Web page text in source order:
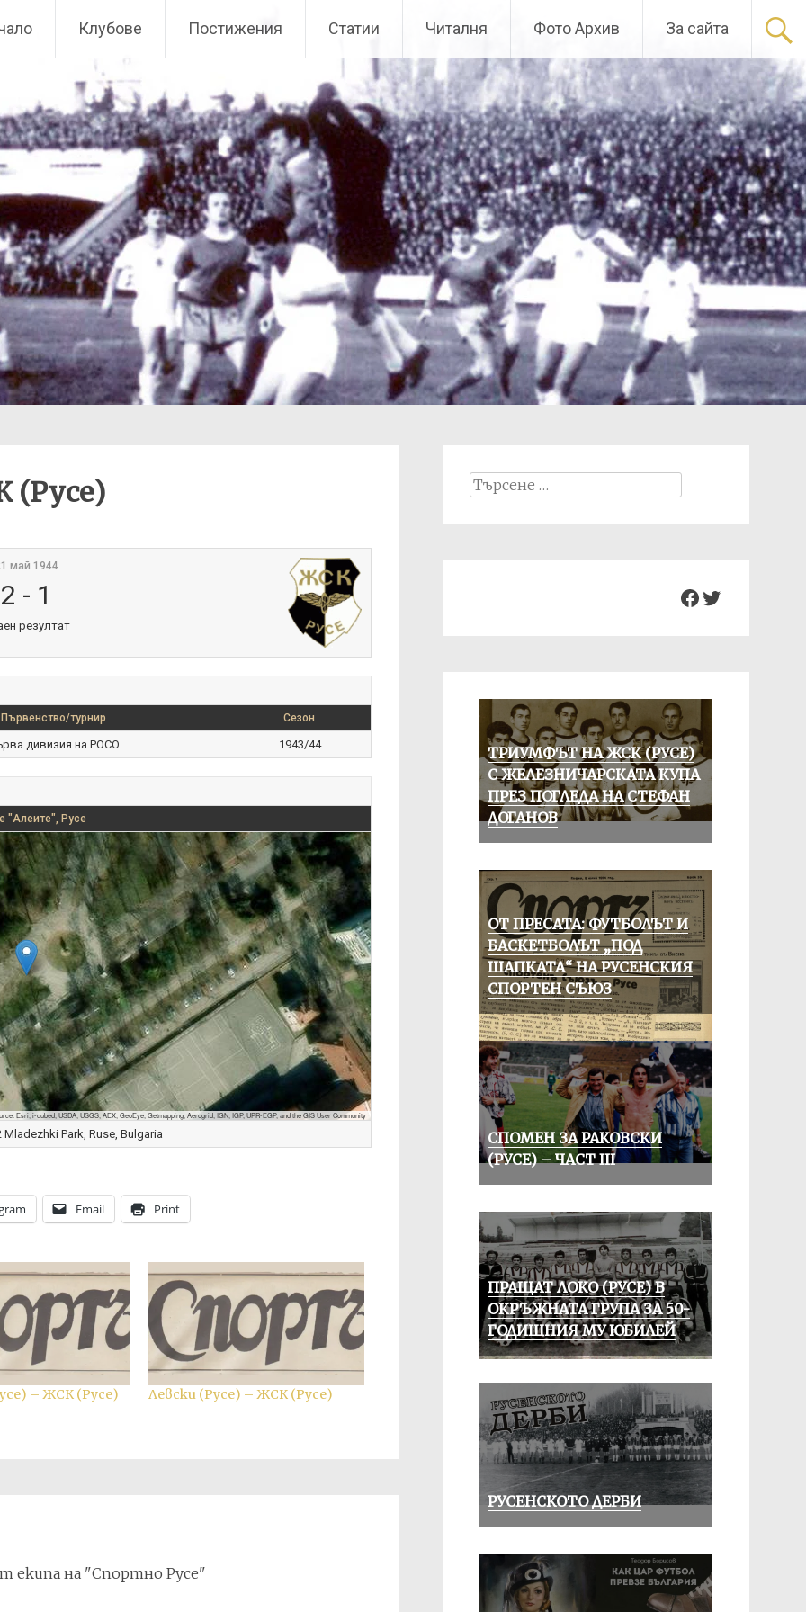
Клубове Постижения Статии Читалня Фото Архив За сайта
(Русе)
май 1944
2 - 1
резултат
Първенство/турнир Сезон
дивизия на РОСО 1943/44
"Алеите", Русе
Esri, i-cubed, USDA, USGS, AEX, GeoEye, Getmapping, Aerogrid, IGN, IGP, UPR-EGP, and the GIS User Community
Park, Ruse, Bulgaria
Email Print
– ЖСК (Русе) Левски (Русе) – ЖСК (Русе)
екипа на "Спортно Русе"
Search
Facebook
Twitter
ТРИУМФЪТ НА ЖСК (РУСЕ)
С ЖЕЛЕЗНИЧАРСКАТА КУПА
ПРЕЗ ПОГЛЕДА НА СТЕФАН
ДОГАНОВ
ОТ ПРЕСАТА: ФУТБОЛЪТ И
БАСКЕТБОЛЪТ „ПОД
ШАПКАТА“ НА РУСЕНСКИЯ
СПОРТЕН СЪЮЗ
СПОМЕН ЗА РАКОВСКИ
(РУСЕ) – ЧАСТ III
ПРАЩАТ ЛОКО (РУСЕ) В
ОКРЪЖНАТА ГРУПА ЗА 50-
ГОДИШНИЯ МУ ЮБИЛЕЙ
РУСЕНСКОТО ДЕРБИ